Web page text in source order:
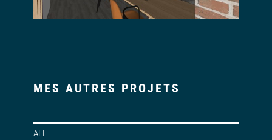
MES AUTRES PROJETS
ALL